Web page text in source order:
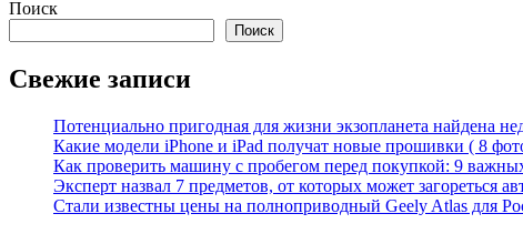
Поиск
Поиск
Свежие записи
Потенциально пригодная для жизни экзопланета найдена
Какие модели iPhone и iPad получат новые прошивки ( 8
Как проверить машину с пробегом перед покупкой: 9
Эксперт назвал 7 предметов, от которых может загореться
Стали известны цены на полноприводный Geely Atlas для